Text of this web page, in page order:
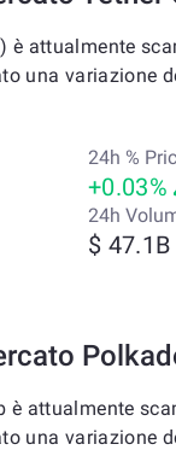
è attualmente
una variazione
24h %
+0.03%
24h
$ 47.1B
è attualmente
una variazione